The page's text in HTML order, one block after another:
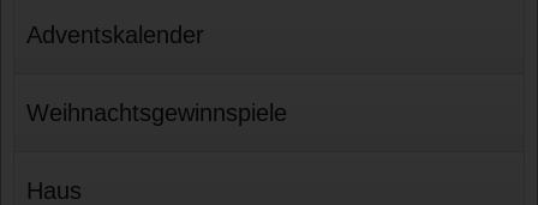
Adventskalender
Weihnachtsgewinnspiele
Haus